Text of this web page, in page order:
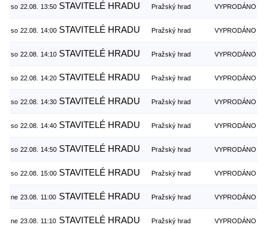
so 22.08. 13:50 STAVITELÉ HRADU Pražský hrad VYPRODÁNO
so 22.08. 14:00 STAVITELÉ HRADU Pražský hrad VYPRODÁNO
so 22.08. 14:10 STAVITELÉ HRADU Pražský hrad VYPRODÁNO
so 22.08. 14:20 STAVITELÉ HRADU Pražský hrad VYPRODÁNO
so 22.08. 14:30 STAVITELÉ HRADU Pražský hrad VYPRODÁNO
so 22.08. 14:40 STAVITELÉ HRADU Pražský hrad VYPRODÁNO
so 22.08. 14:50 STAVITELÉ HRADU Pražský hrad VYPRODÁNO
so 22.08. 15:00 STAVITELÉ HRADU Pražský hrad VYPRODÁNO
ne 23.08. 11:00 STAVITELÉ HRADU Pražský hrad VYPRODÁNO
ne 23.08. 11:10 STAVITELÉ HRADU Pražský hrad VYPRODÁNO